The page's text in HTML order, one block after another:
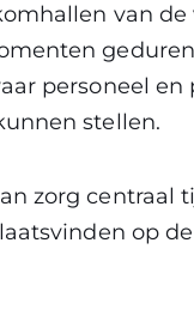
van de
personeel
stellen.
zorg centraal
op